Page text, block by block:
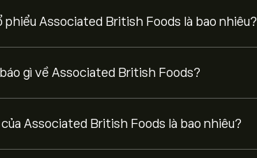
phiểu Associated British Foods là bao nhiêu?
gì về Associated British Foods?
Associated British Foods là bao nhiêu?